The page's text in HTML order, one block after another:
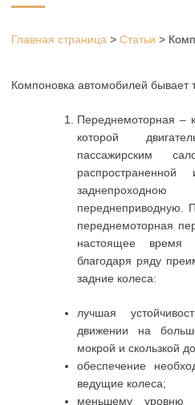
Главная страница > Статьи >
Компоновка автомобилей бывает
Переднемоторная –
которой
пассажирским
переднеприводную.
переднемоторная
настоящее время
благодаря ряду
задние колеса:
лучшая
движении на
мокрой и скользкой
обеспечение
ведущие колеса;
меньшему уровню